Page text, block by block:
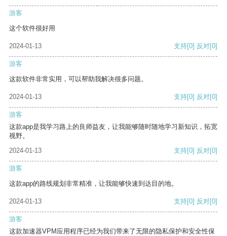
游客
这个软件很好用
2024-01-13 支持[0] 反对[0]
游客
这款软件非常实用，可以帮助我解决很多问题。
2024-01-13 支持[0] 反对[0]
游客
这款app是我学习路上的良师益友，让我能够随时随地学习新知识，拓宽
视野。
2024-01-13
支持[0] 反对[0]
游客
这款app的路线规划非常精准，让我能够快速到达目的地。
2024-01-13 支持[0] 反对[0]
游客
这款加速器VPM应用程序已经为我们带来了无限的隐私保护和安全性保